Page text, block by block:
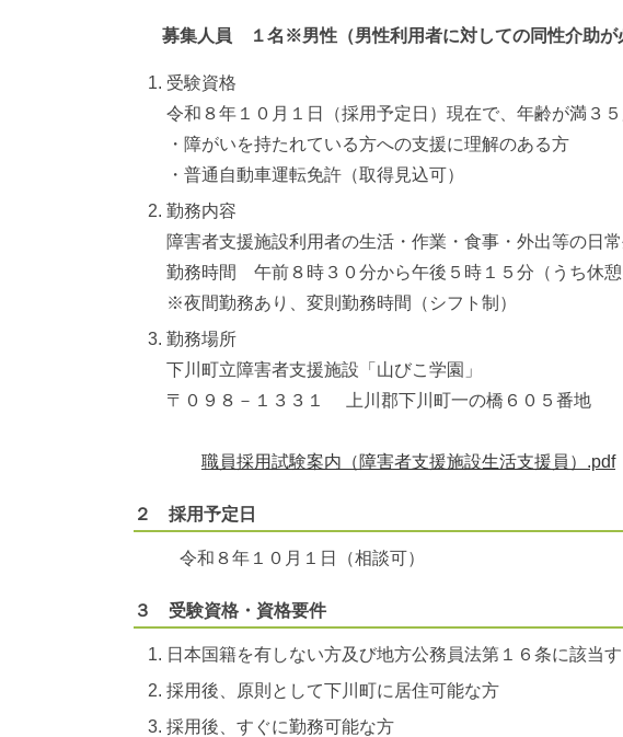
募集人員 １名※男性（男性利用者に対しての同性介助が
受験資格
令和８年１０月１日（採用予定日）現在で、年齢が満３
・障がいを持たれている方への支援に理解のある方
・普通自動車運転免許（取得見込可）
勤務内容
障害者支援施設利用者の生活・作業・食事・外出等の日
勤務時間 午前８時３０分から午後５時１５分（うち休憩
※夜間勤務あり、変則勤務時間（シフト制）
勤務場所
下川町立障害者支援施設「山びこ学園」
〒０９８－１３３１ 上川郡下川町一の橋６０５番地
職員採用試験案内（障害者支援施設生活支援員）.pdf
２ 採用予定日
令和８年１０月１日（相談可）
３ 受験資格・資格要件
日本国籍を有しない方及び地方公務員法第１６条に該当
採用後、原則として下川町に居住可能な方
採用後、すぐに勤務可能な方